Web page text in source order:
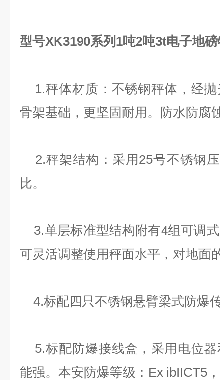
型号XK3190系列1吨2吨3t电子地
1.秤体材质：不锈钢秤体，经抛
骨架基础，更坚固耐用。防水防腐
2.秤架结构：采用25号不锈钢
比。
3.单层标准型结构附有4组可调
可灵活调整使用秤面水平，对地面
4.标配四只不锈钢悬臂梁式防爆
5.标配防爆接线盒，采用电位器
能强。本安防爆等级：Ex ibIICT5